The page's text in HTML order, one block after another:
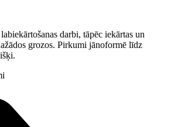
darbi, tāpēc iekārtas un
grozos. Pirkumi jānoformē līdz